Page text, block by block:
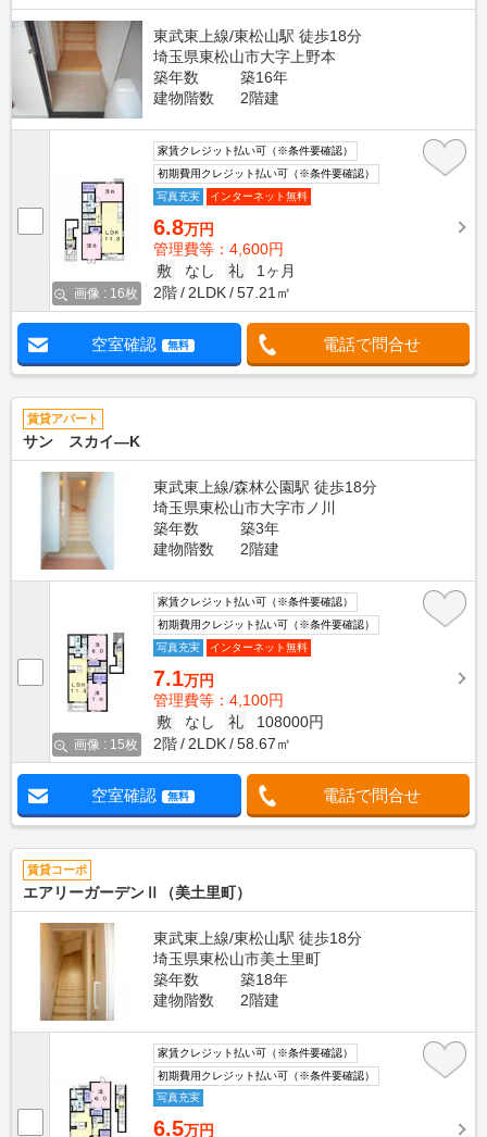
東武東上線/東松山駅 徒歩18分
埼玉県東松山市大字上野本
築年数
築16年
建物階数
2階建
画像 : 16枚
家賃クレジット払い可（※条件要確認）
初期費用クレジット払い可（※条件要確認）
写真充実
インターネット無料
6.8万円
管理費等：4,600円
敷
なし 礼
1ヶ月
2階
2LDK 57.21㎡
空室確認 無料 電話で問合せ
賃貸アパート
サン スカイ―K
東武東上線/森林公園駅 徒歩18分
埼玉県東松山市大字市ノ川
築年数
築3年
建物階数
2階建
画像 : 15枚
家賃クレジット払い可（※条件要確認）
初期費用クレジット払い可（※条件要確認）
写真充実
インターネット無料
7.1万円
管理費等：4,100円
敷
なし 礼
108000円
2階
2LDK 58.67㎡
空室確認 無料 電話で問合せ
賃貸コーポ
エアリーガーデンⅡ（美土里町）
東武東上線/東松山駅 徒歩18分
埼玉県東松山市美土里町
築年数
築18年
建物階数
2階建
家賃クレジット払い可（※条件要確認）
初期費用クレジット払い可（※条件要確認）
写真充実
6.5万円